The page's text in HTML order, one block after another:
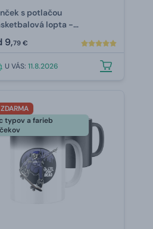
s potlačou
lopta -
9,79 €
U VÁS:11.8.2026
typov a farieb